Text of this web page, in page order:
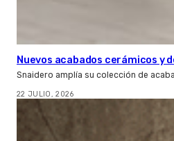
Nuevos acabados cerámicos y
Snaidero amplía su colección de
22 JULIO, 2026